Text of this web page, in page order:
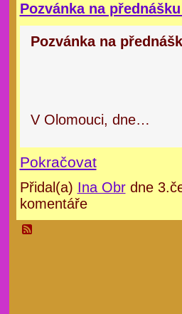
Pozvánka na
Pozvánka na
V Olomouci, dne…
Pokračovat
Přidal(a) Ina Obrdne
komentáře